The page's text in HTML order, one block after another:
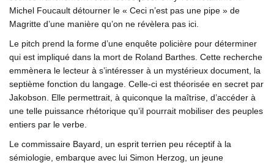
Michel Foucault détourner le « Ceci n’est pas une pipe » de
Magritte d’une manière qu’on ne révèlera pas ici.
Le pitch prend la forme d’une enquête policière pour déterminer
qui est impliqué dans la mort de Roland Barthes. Cette recherche
emmènera le lecteur à s’intéresser à un mystérieux document, la
septième fonction du langage. Celle-ci est théorisée en secret par
Jakobson. Elle permettrait, à quiconque la maîtrise, d’accéder à
une telle puissance rhétorique qu’il pourrait mobiliser des peuples
entiers par le verbe.
Le commissaire Bayard, un esprit terrien peu réceptif à la
sémiologie, embarque avec lui Simon Herzog, un jeune